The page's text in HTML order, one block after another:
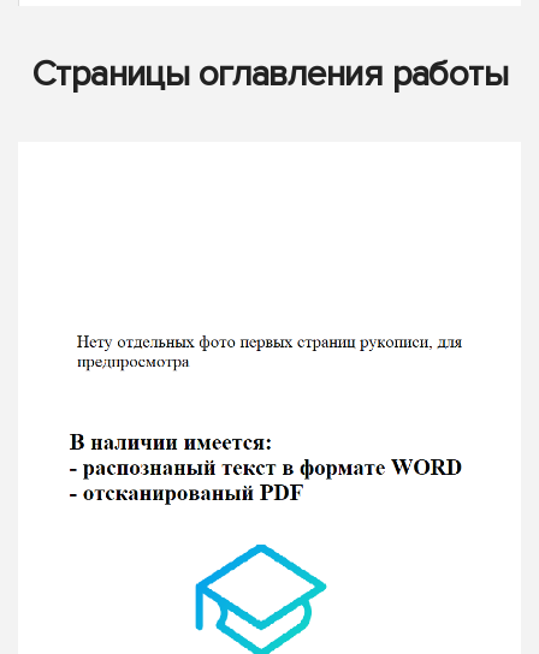
Страницы оглавления работы